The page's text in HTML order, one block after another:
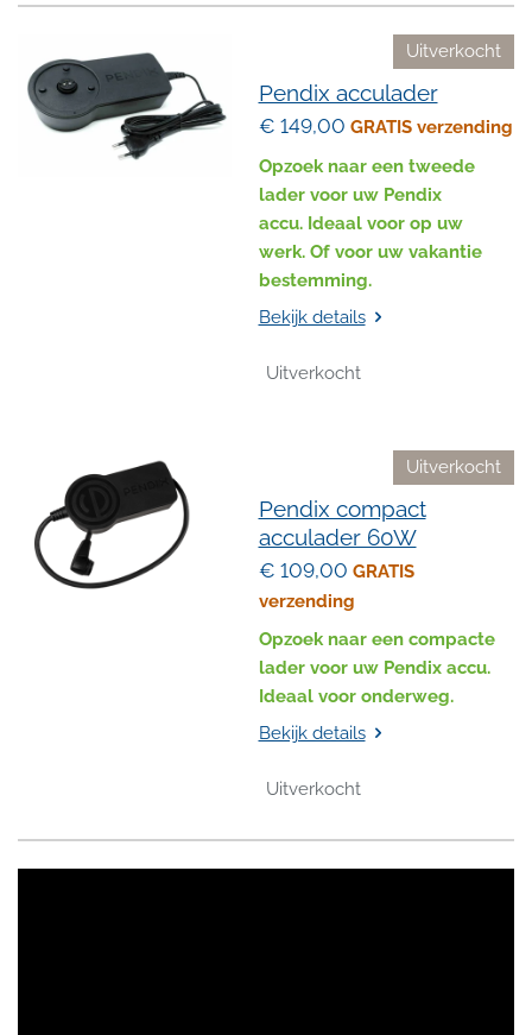
Uitverkocht
Pendix acculader
€ 149,00 GRATIS verzending
Opzoek naar een tweede
lader voor uw Pendix
accu. Ideaal voor op uw
werk. Of voor uw vakantie
bestemming.
Bekijk details
Uitverkocht
Uitverkocht
Pendix compact
acculader 60W
€ 109,00 GRATIS
verzending
Opzoek naar een compacte
lader voor uw Pendix accu.
Ideaal voor onderweg.
Bekijk details
Uitverkocht